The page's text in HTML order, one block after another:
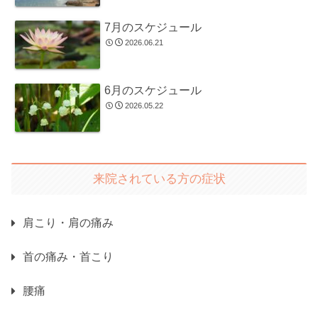
7月のスケジュール
2026.06.21
6月のスケジュール
2026.05.22
来院されている方の症状
肩こり・肩の痛み
首の痛み・首こり
腰痛